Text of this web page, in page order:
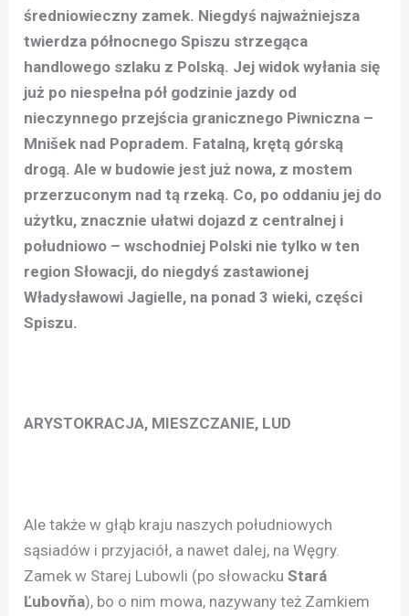
średniowieczny zamek. Niegdyś najważniejsza
twierdza północnego Spiszu strzegąca
handlowego szlaku z Polską. Jej widok wyłania się
już po niespełna pół godzinie jazdy od
nieczynnego przejścia granicznego Piwniczna –
Mnišek nad Popradem. Fatalną, krętą górską
drogą. Ale w budowie jest już nowa, z mostem
przerzuconym nad tą rzeką. Co, po oddaniu jej do
użytku, znacznie ułatwi dojazd z centralnej i
południowo – wschodniej Polski nie tylko w ten
region Słowacji, do niegdyś zastawionej
Władysławowi Jagielle, na ponad 3 wieki, części
Spiszu.
ARYSTOKRACJA, MIESZCZANIE, LUD
Ale także w głąb kraju naszych południowych
sąsiadów i przyjaciół, a nawet dalej, na Węgry.
Zamek w Starej Lubowli (po słowackuStará
Ľubovňa), bo o nim mowa, nazywany też Zamkiem